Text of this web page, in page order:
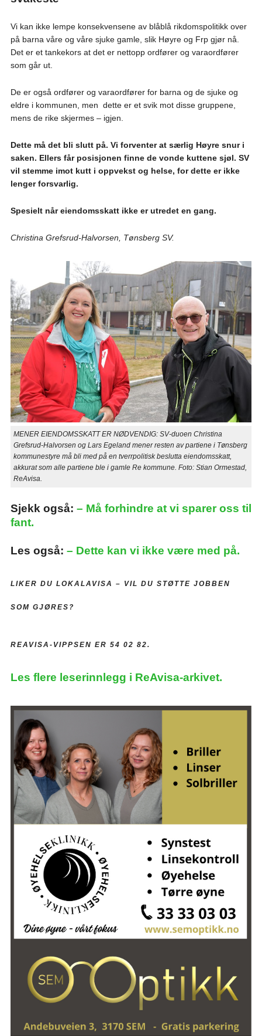
Vi kan ikke lempe konsekvensene av blåblå rikdomspolitikk over
på barna våre og våre sjuke gamle, slik Høyre og Frp gjør nå.
Det er et tankekors at det er nettopp ordfører og varaordfører
som går ut.
De er også ordfører og varaordfører for barna og de sjuke og
eldre i kommunen, men dette er et svik mot disse gruppene,
mens de rike skjermes – igjen.
Dette må det bli slutt på. Vi forventer at særlig Høyre snur i
saken. Ellers får posisjonen finne de vonde kuttene sjøl. SV
vil stemme imot kutt i oppvekst og helse, for dette er ikke
lenger forsvarlig.
Spesielt når eiendomsskatt ikke er utredet en gang.
Christina Grefsrud-Halvorsen, Tønsberg SV.
MENER EIENDOMSSKATT ER NØDVENDIG: SV-duoen Christina
Grefsrud-Halvorsen og Lars Egeland mener resten av partiene i Tønsberg
kommunestyre må bli med på en tverrpolitisk beslutta eiendomsskatt,
akkurat som alle partiene ble i gamle Re kommune. Foto: Stian Ormestad,
ReAvisa.
Sjekk også: – Må forhindre at vi sparer oss til
fant.
Les også: – Dette kan vi ikke være med på.
LIKER DU LOKALAVISA – VIL DU STØTTE JOBBEN
SOM GJØRES?
REAVISA-VIPPSEN ER 54 02 82.
Les flere leserinnlegg i ReAvisa-arkivet.